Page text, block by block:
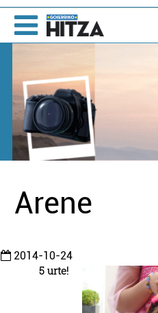
Arene
2014-10-24
5 urte!